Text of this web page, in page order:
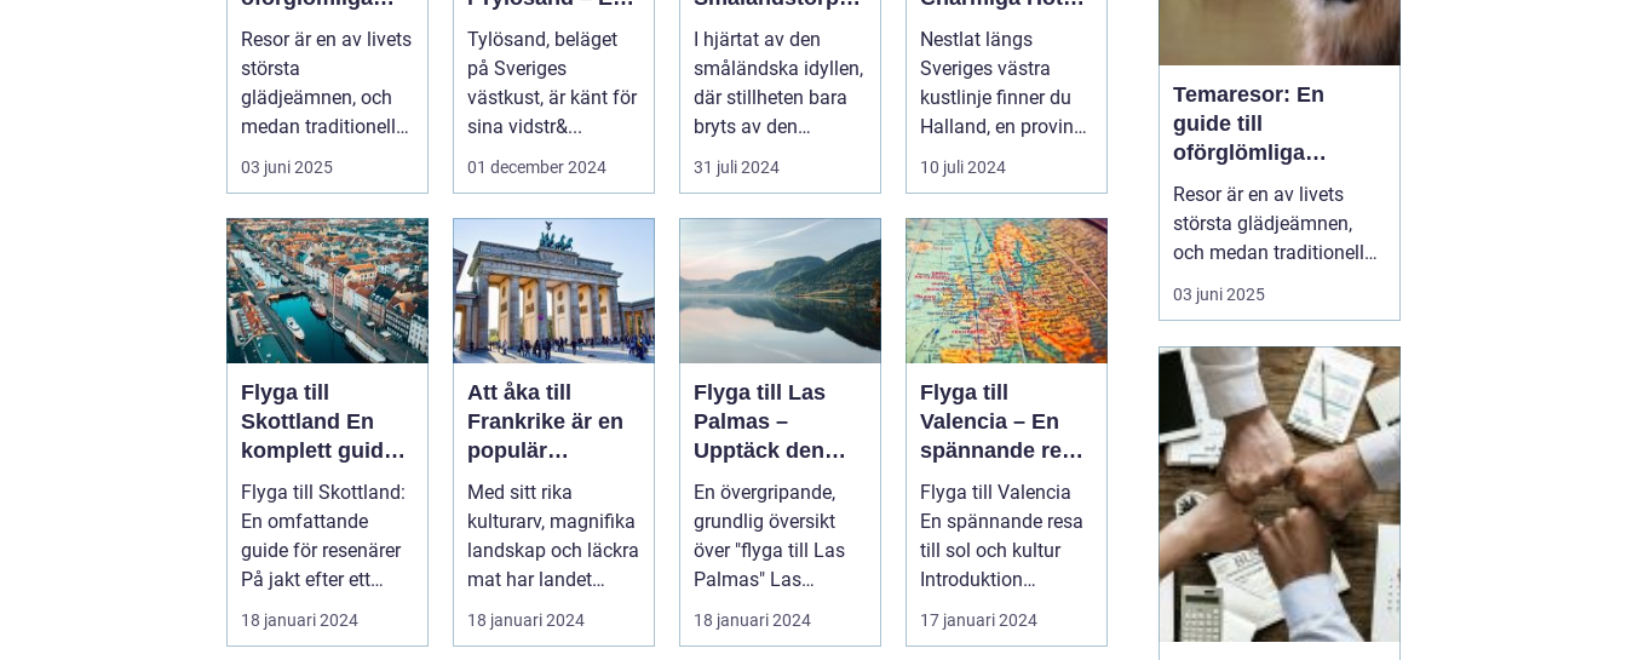
upplevelser
Resor är en av livets
största
glädjeämnen, och
medan traditionella
resor kan bju...
03 juni 2025
Oslagbar
Upplevelse
Tylösand, beläget
på Sveriges
västkust, är känt för
sina vidstr&...
01 december 2024
s Enchanted
Retreat
I hjärtat av den
småländska idyllen,
där stillheten bara
bryts av den
harmonisk...
31 juli 2024
och Boende
Nestlat längs
Sveriges västra
kustlinje finner du
Halland, en provins
vars landskap och
ku...
10 juli 2024
Flyga till
Skottland En
komplett guide
för resenärer
Flyga till Skottland:
En omfattande
guide för resenärer
På jakt efter ett
äventyr i det vackra
Skot...
18 januari 2024
Att åka till
Frankrike är en
populär
destination för
många
resenärer
Med sitt rika
kulturarv, magnifika
landskap och läckra
mat har landet
mycket att erbjuda. I
denna ar...
18 januari 2024
Flyga till Las
Palmas –
Upptäck den
underbara ön
Gran Canaria
En övergripande,
grundlig översikt
över "flyga till Las
Palmas" Las
Palmas är
huvudstaden på
18 januari 2024
Flyga till
Valencia – En
spännande resa
till sol och
kultur
Flyga till Valencia
En spännande resa
till sol och kultur
Introduktion
Valencia, beläget
längs Sp...
17 januari 2024
Temaresor: En
guide till
oförglömliga
upplevelser
Resor är en av livets
största glädjeämnen,
och medan traditionella
resor kan bjuda på
avkoppling och vila,
temaresor en unik
möjlighet att fördjupa
sig i specifika intressen
eller aktiviteter. De...
03 juni 2025